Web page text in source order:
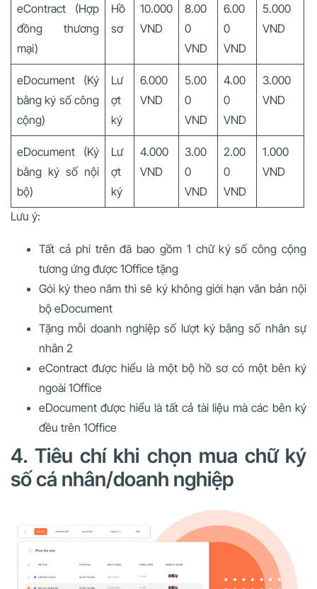
eContract (Hợp
đồng thương
mại)
Hồ
sơ
10.000
VND
8.00
0
VND
6.00
0
VND
5.000
VND
eDocument (Ký
bằng ký số công
cộng)
Lư
ợt
ký
6.000
VND
5.00
0
VND
4.00
0
VND
3.000
VND
eDocument (Ký
bằng ký số nội
bộ)
Lư
ợt
ký
4.000
VND
3.00
0
VND
2.00
0
VND
1.000
VND
Lưu ý:
Tất cả phí trên đã bao gồm 1 chữ ký số công cộng
tương ứng được 1Office tặng
Gói ký theo năm thì sẽ ký không giới hạn văn bản nội
bộ eDocument
Tặng mỗi doanh nghiệp số lượt ký bằng số nhân sự
nhân 2
eContract được hiểu là một bộ hồ sơ có một bên ký
ngoài 1Office
eDocument được hiểu là tất cả tài liệu mà các bên ký
đều trên 1Office
4. Tiêu chí khi chọn mua chữ ký
số cá nhân/doanh nghiệp